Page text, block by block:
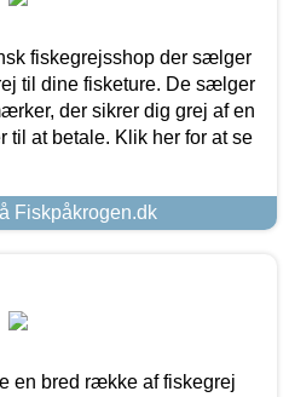
fiskegrejsshop der sælger
til dine fisketure. De sælger
der sikrer dig grej af en
til at betale. Klik her for at se
Fiskpåkrogen.dk
en bred række af fiskegrej